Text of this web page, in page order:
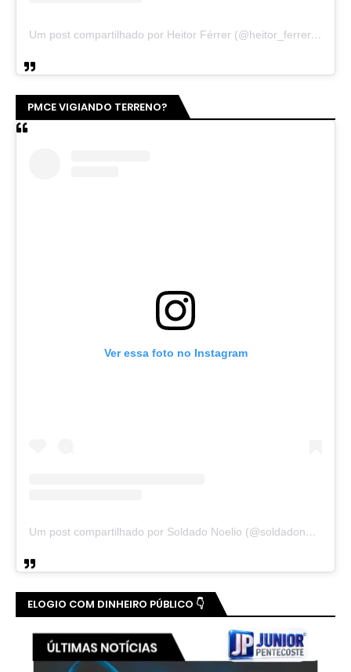
Um post compartilhado por Heitor Férrer (@heitor_ferrer77)
PMCE VIGIANDO TERRENO?
Ver essa foto no Instagram
Um post compartilhado por Soldado Noelio (@soldadonoelio)
ELOGIO COM DINHEIRO PÚBLICO 👇